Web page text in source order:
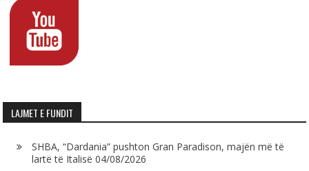
LAJMET E FUNDIT
SHBA, “Dardania” pushton Gran Paradison, majën më të
lartë të Italisë 04/08/2026